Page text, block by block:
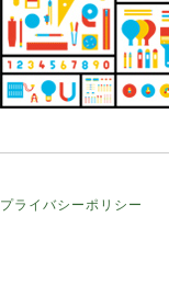
プライバシーポリシー